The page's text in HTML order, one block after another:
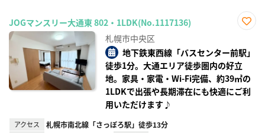
JOGマンスリー大通東 802・1LDK(No.1117136)
り登
録
札幌市中央区
地下鉄東西線「バスセンター前駅」
徒歩1分。大通エリア徒歩圏内の好立
地。家具・家電・Wi-Fi完備、約39㎡の
1LDKで出張や長期滞在にも快適にご利
用いただけます♪
アクセス 札幌市南北線「さっぽろ駅」徒歩13分